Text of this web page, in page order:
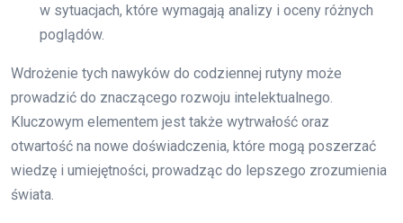
w sytuacjach, które wymagają analizy i oceny różnych
poglądów.
Wdrożenie tych nawyków do codziennej rutyny może
prowadzić do znaczącego rozwoju intelektualnego.
Kluczowym elementem jest także wytrwałość oraz
otwartość na nowe doświadczenia, które mogą poszerzać
wiedzę i umiejętności, prowadząc do lepszego zrozumienia
świata.